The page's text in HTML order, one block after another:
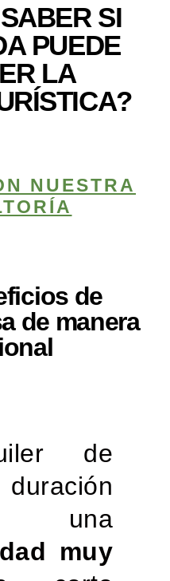
SI
PUEDE
LA
NUESTRA
de
de manera
de
una
muy